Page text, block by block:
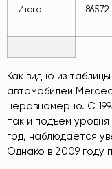
Итого 86572
Как видно из
автомобилей
неравномерно. С
так и подъём
год, наблюдается
Однако в 2009